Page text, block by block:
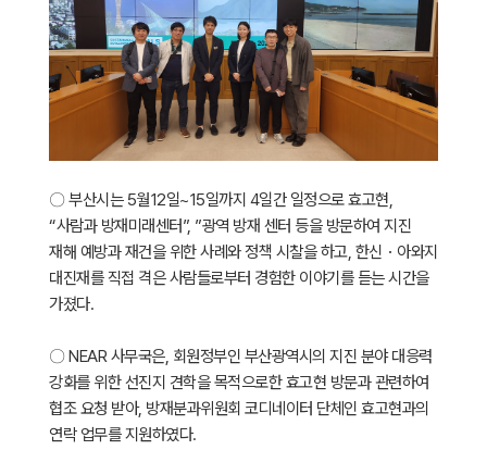
〇 부산시는 5월12일~15일까지 4일간 일정으로 효고현,
“사람과 방재미래센터”, ”광역 방재 센터 등을 방문하여 지진
재해 예방과 재건을 위한 사례와 정책 시찰을 하고, 한신・아와지
대진재를 직접 격은 사람들로부터 경험한 이야기를 듣는 시간을
가졌다.
〇 NEAR 사무국은, 회원정부인 부산광역시의 지진 분야 대응력
강화를 위한 선진지 견학을 목적으로한 효고현 방문과 관련하여
협조 요청 받아, 방재분과위원회 코디네이터 단체인 효고현과의
연락 업무를 지원하였다.